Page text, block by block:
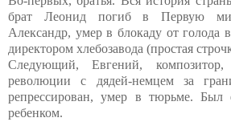
брат Леонид погиб в Первую
Александр, умер в блокаду от голода
директором хлебозавода (простая
Следующий, Евгений, композитор,
революции с дядей-немцем за
репрессирован, умер в тюрьме.
ребенком.